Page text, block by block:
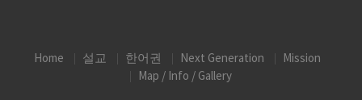
Home 설교 한어권 Next Generation
Mission
Map / Info / Gallery